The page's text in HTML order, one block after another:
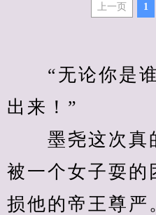
上一页 1
“无论你是谁
出来！”
墨尧这次真
被一个女子耍的
损他的帝王尊严